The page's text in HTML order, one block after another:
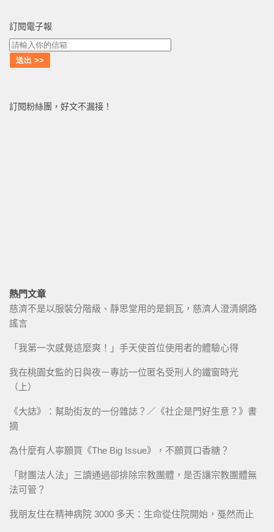
訂閱電子報
訂閱粉絲團，好文不漏接！
熱門文章
慈濟不是以服裝分階級、靜思堂用的是銅瓦，慈濟人澄清網路
謠言
「我第一次感覺這麼爽！」手天使首位使用者的體驗心得
我在桃園女監的日與夜－專訪一位匿名受刑人的鐵窗時光
（上）
《大誌》：幫助街友的一份雜誌？／《社企是門好生意？》書
摘
為什麼有人寧願買《The Big Issue》，不願買口香糖？
「財團法人法」三讀通過卻排除宗教團體，是否讓宗教團體無
法可管？
我朋友住在精神病院 3000 多天：生命從住院開始，戞然而止